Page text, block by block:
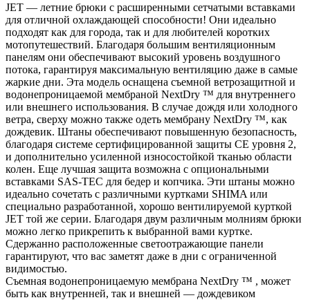
JET — летние брюки с расширенными сетчатыми вставками
для отличной охлаждающей способности! Они идеально
подходят как для города, так и для любителей коротких
мотопутешествий. Благодаря большим вентиляционным
панелям они обеспечивают высокий уровень воздушного
потока, гарантируя максимальную вентиляцию даже в самые
жаркие дни. Эта модель оснащена съемной ветрозащитной и
водонепроницаемой мембраной NextDry ™ для внутреннего
или внешнего использования. В случае дождя или холодного
ветра, сверху можно также одеть мембрану NextDry ™, как
дождевик. Штаны обеспечивают повышенную безопасность,
благодаря системе сертифицированной защиты CE уровня 2,
и дополнительно усиленной износостойкой тканью области
колен. Еще лучшая защита возможна с опциональными
вставками SAS-TEC для бедер и копчика. Эти штаны можно
идеально сочетать с различными куртками SHIMA или
специально разработанной, хорошо вентилируемой курткой
JET той же серии. Благодаря двум различным молниям брюки
можно легко прикрепить к выбранной вами куртке.
Сдержанно расположенные светоотражающие панели
гарантируют, что вас заметят даже в дни с ограниченной
видимостью.
Съемная водонепроницаемую мембрана NextDry ™ , может
быть как внутренней, так и внешней — дождевиком